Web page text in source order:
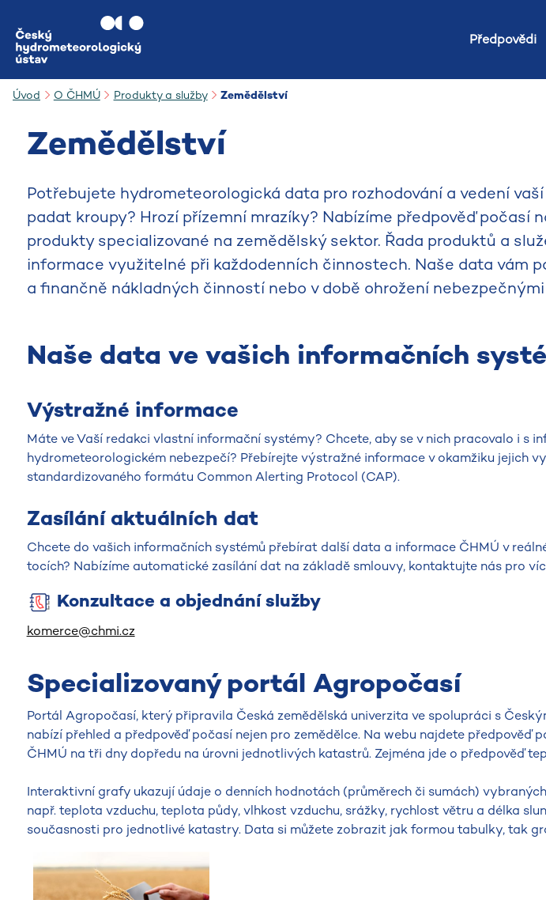
Předpovědi
Úvod O ČHMÚ Produkty a služby Zemědělství
Zemědělství
Potřebujete hydrometeorologická data pro rozhodování a vedení
padat kroupy? Hrozí přízemní mrazíky? Nabízíme předpověď počasí
produkty specializované na zemědělský sektor. Řada produktů a
informace využitelné při každodenních činnostech. Naše data vám
a finančně nákladných činností nebo v době ohrožení
Naše data ve vašich informačních
Výstražné informace
Máte ve Vaší redakci vlastní informační systémy? Chcete, aby se v nich pracovalo i s
hydrometeorologickém nebezpečí? Přebírejte výstražné informace v okamžiku jejich
standardizovaného formátu Common Alerting Protocol (CAP).
Zasílání aktuálních dat
Chcete do vašich informačních systémů přebírat další data a informace ČHMÚ v
tocích? Nabízíme automatické zasílání dat na základě smlouvy, kontaktujte nás pro
Konzultace a objednání služby
komerce@chmi.cz
Specializovaný portál Agropočasí
Portál Agropočasí, který připravila Česká zemědělská univerzita ve spolupráci s
nabízí přehled a předpověď počasí nejen pro zemědělce. Na webu najdete předpověď
ČHMÚ na tři dny dopředu na úrovni jednotlivých katastrů. Zejména jde o předpověď
Interaktivní grafy ukazují údaje o denních hodnotách (průměrech či sumách)
např. teplota vzduchu, teplota půdy, vlhkost vzduchu, srážky, rychlost větru a délka
současnosti pro jednotlivé katastry. Data si můžete zobrazit jak formou tabulky, tak